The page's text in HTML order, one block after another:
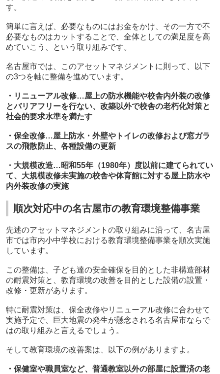
す。
簡単に言えば、必要なものにはお金をかけ、その一方で不
必要なものはカットすることで、全体としての満足度を高
めていこう、という取り組みです。
名古屋市では、このアセットマネジメントに則って、以下
の3つを軸に整備を進めています。
・リニューアル改修…屋上の防水機能や校舎内外装の改修
とバリアフリーを行ない、改築以外で校舎の老朽化対策と
社会的要求水準を満たす
・保全改修…屋上防水・外壁やトイレの改修および窓ガラ
スの飛散防止、各種設備の更新
・大規模改造…昭和55年（1980年）度以前に建てられてい
て、大規模改修未実施の校舎や体育館に対する屋上防水や
内外装改修の実施
順次対応中の名古屋市の教育環境整備事業
先述のアセットマネジメントの取り組みに沿って、名古屋
市では市内小中学校における教育環境整備事業を順次実施
しています。
この整備は、子ども達の安全確保を目的とした非構造部材
の耐震対策と、教育環境の改善を目的とした設備の設置・
改修・更新があります。
特に耐震対策は、保全改修やリニューアル改修に合わせて
実施予定で、巨大地震の発生が懸念される名古屋市ならで
はの取り組みと言えるでしょう。
そして教育環境の改善案は、以下の例がありますよ。
・保健室や職員室など、普通教室以外の部屋に設置済の老